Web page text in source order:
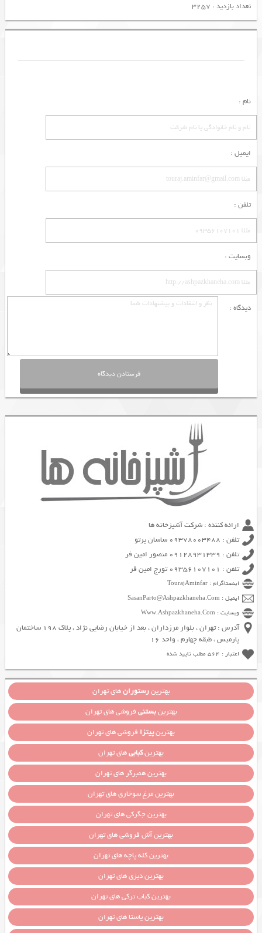
تعداد بازدید : 3257
نام :
ایمیل :
تلفن :
وبسایت :
دیدگاه :
ارائه کننده : شرکت آشپزخانه ها
تلفن : 09378003488 ساسان پرتو
تلفن : 09128931339 منصور امین فر
تلفن : 09356107101 تورج امین فر
اینستاگرام : TourajAminfar
ایمیل : SasanParto@Ashpazkhaneha.Com
وبسایت : Www.Ashpazkhaneha.Com
آدرس : تهران ، بلوار مرزداران ، بعد از خیابان رضایی نژاد ، پلاک 198 ساختمان
پارمیس ، طبقه چهارم ، واحد 16
اعتبار : 564 مطلب تایید شده
بهترینرستورانهای تهران
بهترینبستنی فروشی های تهران
بهترینپیتزا فروشی های تهران
بهترینکبابیهای تهران
بهترین همبرگر های تهران
بهترین مرغ سوخاری های تهران
بهترین جگرکی های تهران
بهترین آش فروشی های تهران
بهترین کله پاچه های تهران
بهترین دیزی های تهران
بهترین کباب ترکی های تهران
بهترین پاستا های تهران